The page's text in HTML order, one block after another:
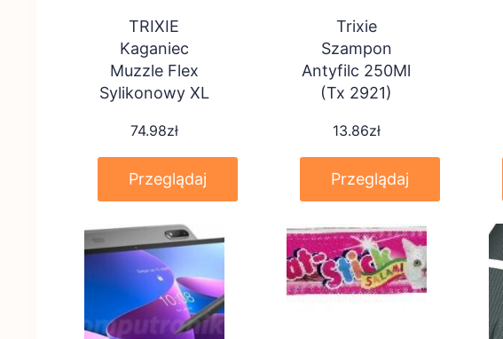
TRIXIE
Kaganiec
Muzzle Flex
Sylikonowy XL
74.98zł
Przeglądaj
Trixie
Szampon
Antyfilc 250Ml
(Tx 2921)
13.86zł
Przeglądaj